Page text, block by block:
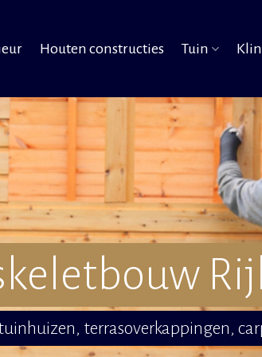
Houten constructies Tuin
terrasoverkappingen,